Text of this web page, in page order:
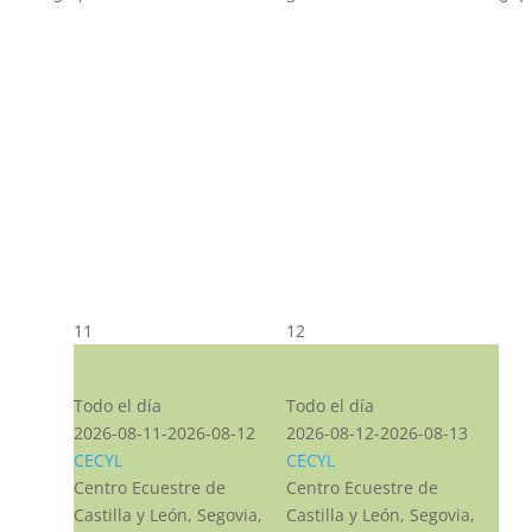
11
Todo el día
2026-08-11-2026-08-12
CECYL
Centro Ecuestre de
Castilla y León, Segovia,
12
Todo el día
2026-08-12-2026-08-13
CECYL
Centro Ecuestre de
Castilla y León, Segovia,